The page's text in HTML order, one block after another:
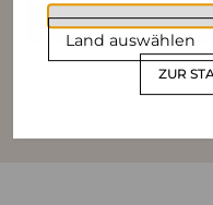
Land auswählen
ZUR